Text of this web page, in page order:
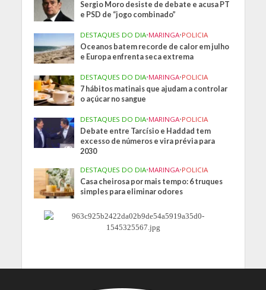
Sergio Moro desiste de debate e acusa PT
e PSD de “jogo combinado”
DESTAQUES DO DIA•MARINGA•POLICIA
Oceanos batem recorde de calor em julho
e Europa enfrenta seca extrema
DESTAQUES DO DIA•MARINGA•POLICIA
7 hábitos matinais que ajudam a controlar
o açúcar no sangue
DESTAQUES DO DIA•MARINGA•POLICIA
Debate entre Tarcísio e Haddad tem
excesso de números e vira prévia para
2030
DESTAQUES DO DIA•MARINGA•POLICIA
Casa cheirosa por mais tempo: 6 truques
simples para eliminar odores